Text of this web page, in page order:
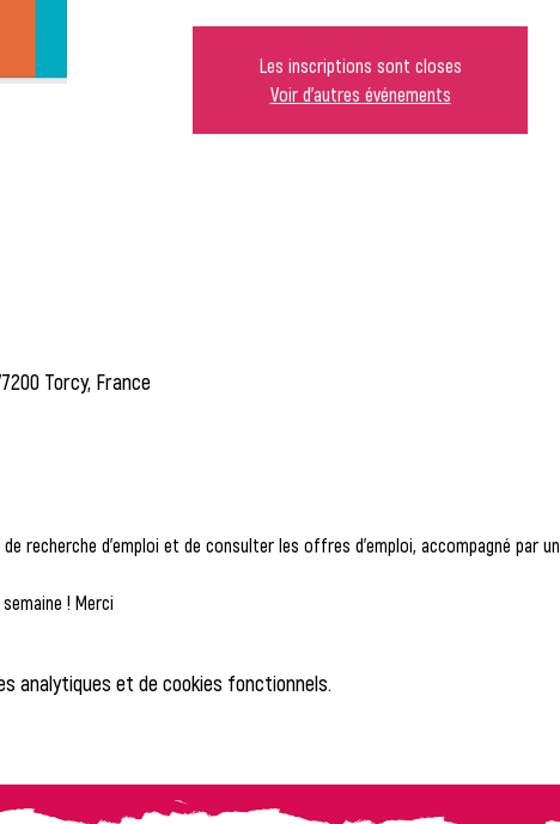
Les inscriptions sont closes
Voir d'autres événements
Torcy, France
recherche d'emploi et de consulter les offres d'emploi, accompagné par un
! Merci
analytiques et de cookies fonctionnels.